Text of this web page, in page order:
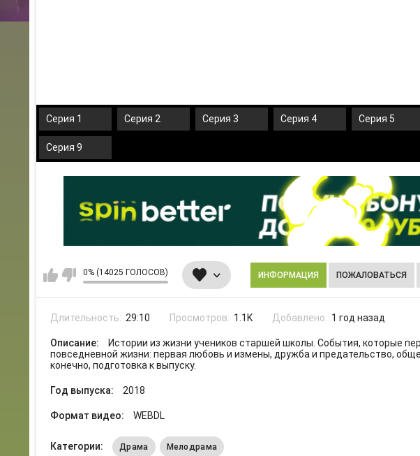
Серия 1 Серия 2 Серия 3 Серия 4 Серия 5
Серия 9
0% (14025 ГОЛОСОВ) ИНФОРМАЦИЯ ПОЖАЛОВАТЬСЯ
Длительность: 29:10 Просмотров: 1.1K Добавлено: 1 год назад
Описание:
Истории из жизни учеников старшей школы. События, которые
повседневной жизни: первая любовь и измены, дружба и предательство,
конечно, подготовка к выпуску.
Год выпуска: 2018
Формат видео: WEBDL
Категории: Драма Мелодрама